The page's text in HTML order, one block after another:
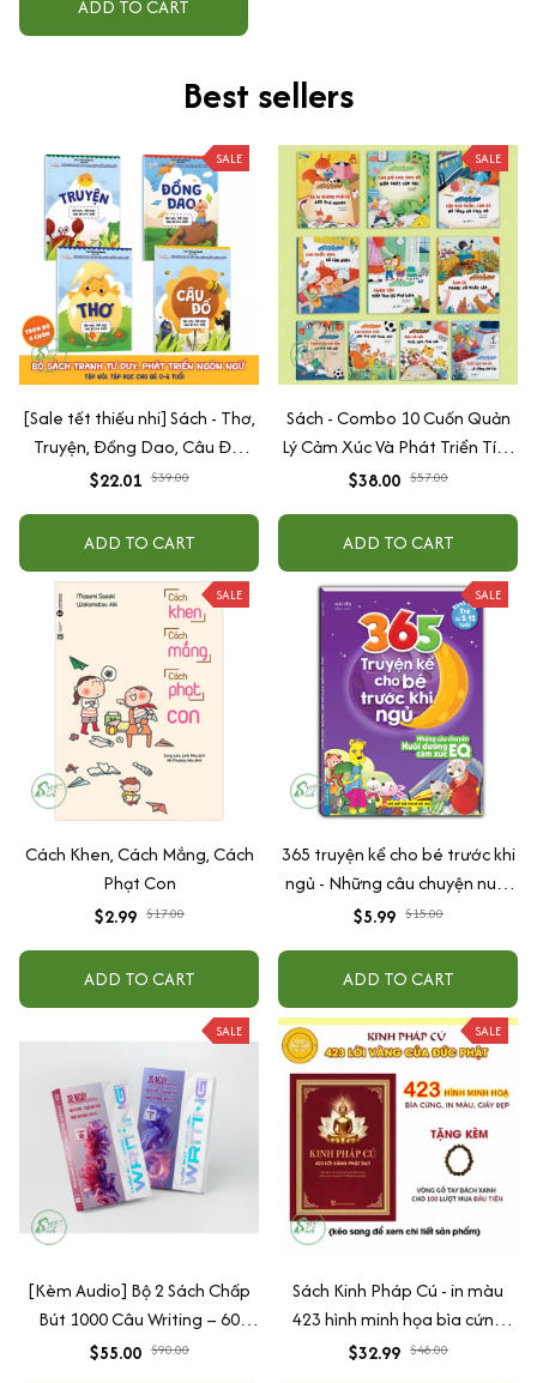
ADD TO CART
Best sellers
SALE
[Sale tết thiếu nhi] Sách - Thơ,
Truyện, Đồng Dao, Câu Đố,
Tập Nói Tập Đọc Cho Bé 0-6
$22.01 $39.00
ADD TO CART
SALE
Sách - Combo 10 Cuốn Quản
Lý Cảm Xúc Và Phát Triển Tính
Cách Cho Bé Từ 2 - 6 Tuổi
$38.00 $57.00
ADD TO CART
SALE
Cách Khen, Cách Mắng, Cách
Phạt Con
$2.99 $17.00
ADD TO CART
SALE
365 truyện kể cho bé trước khi
ngủ - Những câu chuyện nuôi
dưỡng cảm xúc EQ (2-12 tuổi)
$5.99 $15.00
ADD TO CART
SALE
[Kèm Audio] Bộ 2 Sách Chấp
Bút 1000 Câu Writing – 60
Ngày Gieo Trồng Tư Duy
$55.00 $90.00
SALE
Sách Kinh Pháp Cú - in màu
423 hình minh họa bìa cứng
cao cấp + tặng kèm vòng tay
$32.99 $48.00